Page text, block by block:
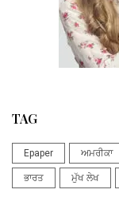
TAG
Epaper ਅਮਰੀਕਾ
ਭਾਰਤ ਮੁੱਖ ਲੇਖ